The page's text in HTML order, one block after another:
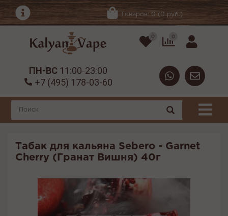
Товаров: 0 (0 руб.)
0 0
ПН-ВС 11:00-23:00
+7 (495) 178-03-60
Табак для кальяна Sebero - Garnet
Cherry (Гранат Вишня) 40г